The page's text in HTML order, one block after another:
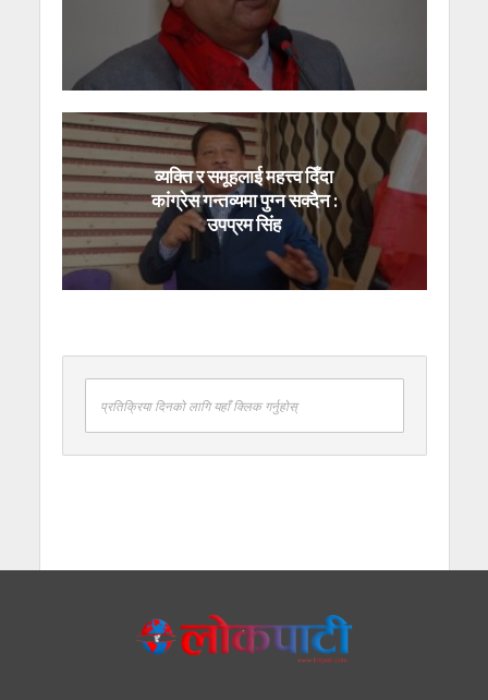
व्यक्ति र समूहलाई महत्त्व दिँदा
कांग्रेस गन्तव्यमा पुग्न सक्दैन :
उपप्रम सिंह
प्रतिक्रिया दिनको लागि यहाँ क्लिक गर्नुहोस्